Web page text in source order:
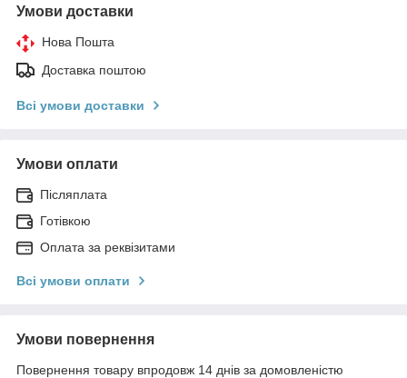
Умови доставки
Нова Пошта
Доставка поштою
Всі умови доставки
Умови оплати
Післяплата
Готівкою
Оплата за реквізитами
Всі умови оплати
Умови повернення
Повернення товару впродовж 14 днів за домовленістю